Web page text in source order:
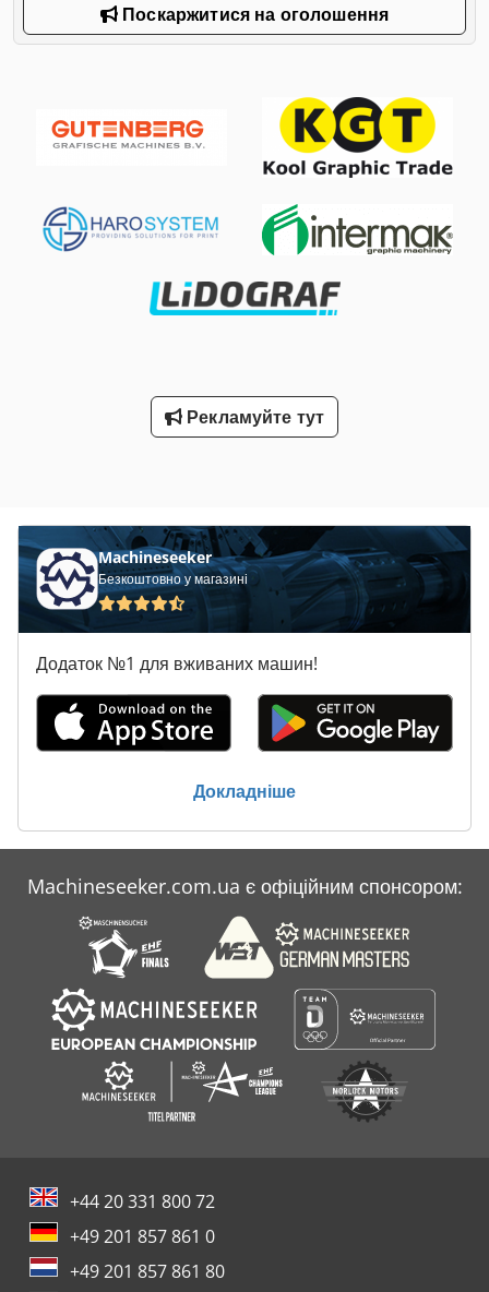
Поскаржитися на оголошення
Рекламуйте тут
Machineseeker
Безкоштовно у магазині
Додаток №1 для вживаних машин!
Докладніше
Machineseeker.com.ua є офіційним спонсором:
+44 20 331 800 72
+49 201 857 861 0
+49 201 857 861 80